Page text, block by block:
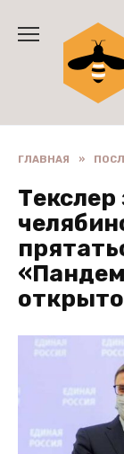
содержанию
ГЛАВНАЯ »
Текслер